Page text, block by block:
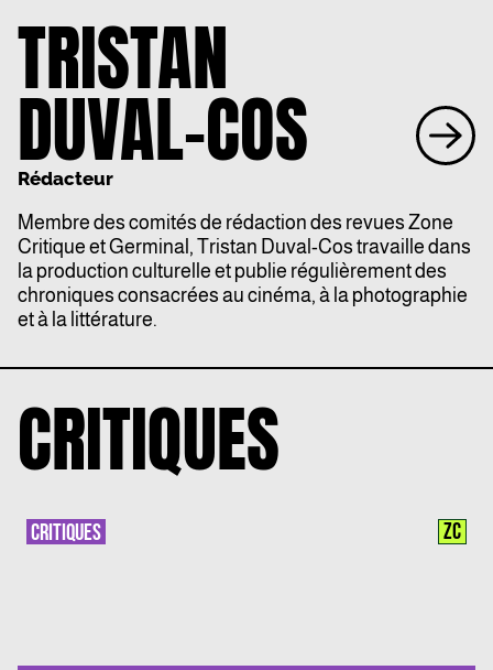
TRISTAN
DUVAL-COS
Rédacteur
Membre des comités de rédaction des revues Zone
Critique et Germinal, Tristan Duval-Cos travaille dans
la production culturelle et publie régulièrement des
chroniques consacrées au cinéma, à la photographie
et à la littérature.
CRITIQUES
CRITIQUES ZC